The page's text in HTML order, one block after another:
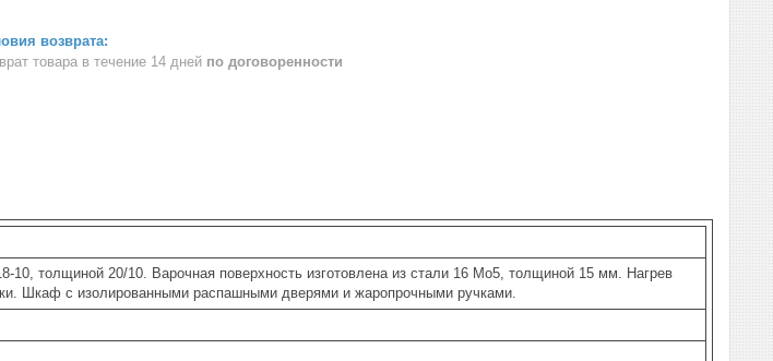
товара в течение 14 дней по договоренности
10, толщиной 20/10. Варочная поверхность изготовлена из стали 16 Mo5, толщиной 15 мм. Нагрев
Шкаф с изолированными распашными дверями и жаропрочными ручками.